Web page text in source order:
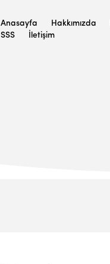
Anasayfa Hakkımızda
SSS
İletişim